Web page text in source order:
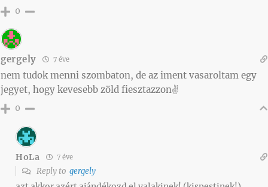
0
gergely 7 éve
nem tudok menni szombaton, de az iment vasaroltam egy
jegyet, hogy kevesebb zöld fiesztazzon✌️
0
HoLa 7 éve
Reply to gergely